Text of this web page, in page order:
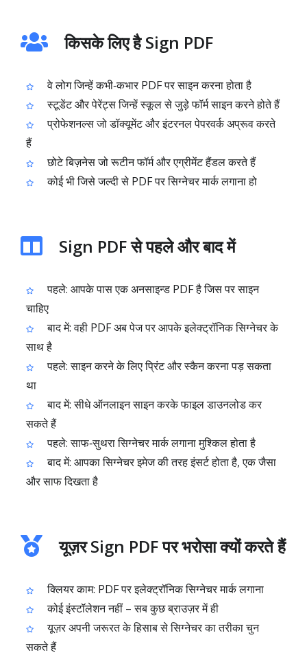
किसके लिए है Sign PDF
वे लोग जिन्हें कभी‑कभार PDF पर साइन करना होता है
स्टूडेंट और पेरेंट्स जिन्हें स्कूल से जुड़े फॉर्म साइन करने होते हैं
प्रोफेशनल्स जो डॉक्यूमेंट और इंटरनल पेपरवर्क अप्रूव करते
हैं
छोटे बिज़नेस जो रूटीन फॉर्म और एग्रीमेंट हैंडल करते हैं
कोई भी जिसे जल्दी से PDF पर सिग्नेचर मार्क लगाना हो
Sign PDF से पहले और बाद में
पहले: आपके पास एक अनसाइन्ड PDF है जिस पर साइन
चाहिए
बाद में: वही PDF अब पेज पर आपके इलेक्ट्रॉनिक सिग्नेचर के
साथ है
पहले: साइन करने के लिए प्रिंट और स्कैन करना पड़ सकता
था
बाद में: सीधे ऑनलाइन साइन करके फाइल डाउनलोड कर
सकते हैं
पहले: साफ‑सुथरा सिग्नेचर मार्क लगाना मुश्किल होता है
बाद में: आपका सिग्नेचर इमेज की तरह इंसर्ट होता है, एक जैसा
और साफ दिखता है
यूज़र Sign PDF पर भरोसा क्यों करते हैं
क्लियर काम: PDF पर इलेक्ट्रॉनिक सिग्नेचर मार्क लगाना
कोई इंस्टॉलेशन नहीं – सब कुछ ब्राउज़र में ही
यूज़र अपनी जरूरत के हिसाब से सिग्नेचर का तरीका चुन
सकते हैं